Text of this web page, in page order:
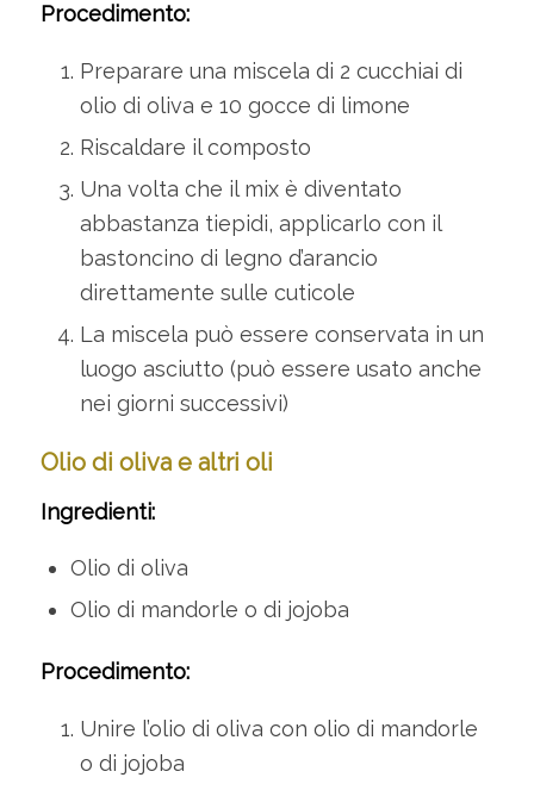
Procedimento:
Preparare una miscela di 2 cucchiai di
olio di oliva e 10 gocce di limone
Riscaldare il composto
Una volta che il mix è diventato
abbastanza tiepidi, applicarlo con il
bastoncino di legno d’arancio
direttamente sulle cuticole
La miscela può essere conservata in un
luogo asciutto (può essere usato anche
nei giorni successivi)
Olio di oliva e altri oli
Ingredienti:
Olio di oliva
Olio di mandorle o di jojoba
Procedimento:
Unire l’olio di oliva con olio di mandorle
o di jojoba